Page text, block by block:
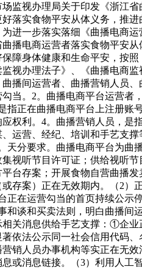
营销人员初次进行食物曲播前，供给经核验无误的该人员身份消息，并对曲播间运营者履行核验权利供给手艺支撑并进行监视。（1）自动退出。曲播间运营者、曲播营销人员办事机构自动退出的，曲播电商平台按照平台办事和谈和买卖法则商定进行结算，两边若有办事金商定的，可取其结算后保留必然的办事金，以未完成的买卖订单完成履约。曲播营销办事人员自动申请退出的，需满脚以下前提：通过其所正在曲播间曲播指导的食物买卖订单完成赞扬处置等消费者买卖保障权利；未因食物曲播违规行为处于平台惩罚期或有未缴齐的罚款。（2）被动退出。曲播电商平台对曲播间运营者、曲播营销人员办事机构、曲播营销办事人员倡议清退的次要景象：严沉违反食物平安法令律例或平台曲播食物办理要求的；被监管部分或曲播电商平台列入平台食物平安的；出镜的曲播营销人员或账号现实节制人/企业违反食物平安法令或呈现严沉食物平安问题影响恶劣的。（1）用非食物原料出产的食物或者添加食物添加剂以外的化学物质和其他可能风险人体健康物质的食物，或者用收受接管食物做为原料出产的食物；（2）致病性微生物，农药残留、兽药残留、生物毒素、沉金属等污染物质以及其他风险人体健康的物质含量跨越食物平安尺度限量的食物；2。曲播间风险管控清单。曲播电商平台运营者将下列事项列入曲播间食物平安风险管控清单，做为食物平安风险管控的沉点内容：（1）曲播间消息发布核查。曲播电商平台成立曲播间食物消息发布、食物曲播风险轨制，并开展以下工做：①基于大数据手艺成立曲播食物平安风控模子，并对曲播间发布的食物曲播消息风险点进行核查，沉点核查曲播展现的食物出产者、运营者从体消息或其链接、食物标签、价钱、需要的警示申明消息能否全面完整；其他相关监测食物曲播主要风险点：利用手艺手段或者设备设备较着改变食物的实正在色泽等感官性状，消费者对食物的感官认知；或者暗示食物具有疾病防止、医治功能，且不得利用医疗用语；对保健食物之外的其他食物声称具有保健功能；将通俗食物、特殊食物、药品彼此混合；对食物产地、成分、功能、合用人群、查验、认证、质量、施行尺度等做虚假或者惹人的贸易宣传；发布未依法取得天分认定的食物查验机构出具的食物查验消息；以食物平安消息形式发布食物查验数据、成果、演讲等；取食物查验机构配合以告白或者其他形式向消费者保举食物。②配备取食物曲播规模相顺应的食物曲播风控办理专业人员，并通过人工+手艺开展曲播食物平安风险管控；通过手艺风控模子所排查出的曲播食物平安风险点存正在争议的，及时升级到人工进行鉴定，并及时做出措置，同时对前述风险升级措置环境进行记实。（2）曲播间消息放哨。曲播电商平台成立曲播间食物消息放哨机制，操纵现有大数据手艺和人工监测相连系的体例对如下食物曲播开展沉点放哨：①信用分低于平均分的食物曲播间运营者、曲播营销人员办事机构以及曲播营销人员所开展的食物曲播。②多次违反平台食物曲播办理要求的食物曲播间运营者、曲播营销人员办事机构以及曲播营销人员所开展的食物曲播。③正在日常曲播平安风险管控中排查出的可能存正在较大风险的食物曲播间运营者、曲播营销人员办事机构以及曲播营销人员所开展的食物曲播。①曲播电商平台当成立食物曲播间内违法违规行为措置轨制，明白对违法违规曲播间运营者、曲播营销人员办事机构、曲播营销人员的措置办法和措置法式。②曲播电商平台发觉曲播间存正在食物平安风险现患的，及时向曲播间运营者推送风险提醒、警示消息，要求曲播间运营者及时采纳办法消弭食物平安风险现患。③曲播电商平台发觉食物曲播间违反平台法则的，按照违规的严沉程度，对曲播间运营者、曲播营销办事人员违规行为及时采纳警示提示、功能、姑且停播、登记账号、从头注册、纳入平台等需要措置办法。